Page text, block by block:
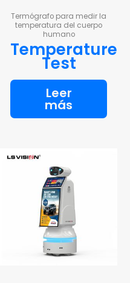
Termógrafo para medir la
temperatura del cuerpo
humano
Temperature
Test
Leer
más